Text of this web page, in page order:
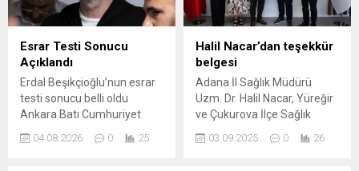
Başkanı Devlet Bahçeli’nin
tensip ve olurlarıyla 26 Aralık
2022 tarihinde başladığı
Adana İl Başkanlığı görevini,
yine Genel Başkan
Bahçeli’nin kararı
doğrultusunda bugün...
kararlılığın hiç eksilmediği
dört duvar arasından
yazıyorum. Seyhan’a olan
sevdamı, halkıma hizmet
etme aşkımı ve
haklılığımızdan aldığımız...
Esrar Testi Sonucu
Açıklandı
Erdal Beşikçioğlu’nun esrar
testi sonucu belli oldu
Ankara Batı Cumhuriyet
Etimesgut Belediyesi
04.08.2026 0 25
Halil Nacar’dan teşekkür
belgesi
Adana İl Sağlık Müdürü
Uzm. Dr. Halil Nacar, Yüreğir
ve Çukurova İlçe Sağlık
Öğren, Sağlıklı Yaşa”
03.09.2025 0 26